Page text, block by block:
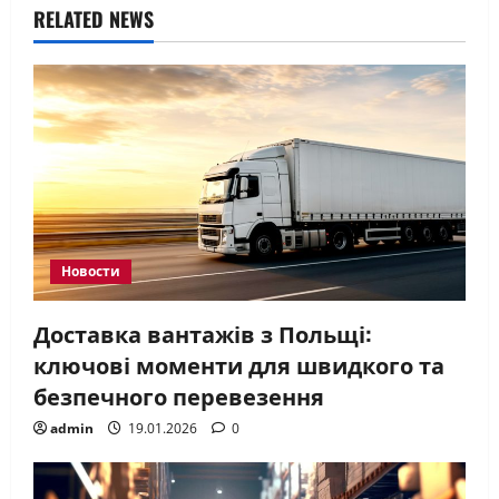
RELATED NEWS
Новости
Доставка вантажів з Польщі:
ключові моменти для швидкого та
безпечного перевезення
admin 19.01.2026 0